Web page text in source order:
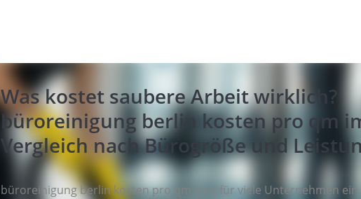
Was kostet saubere Arbeit wirklich?
büroreinigung berlin kosten pro qm
Vergleich nach Bürogröße und
büroreinigung berlin kosten pro qm sind für viele Unternehmen ein